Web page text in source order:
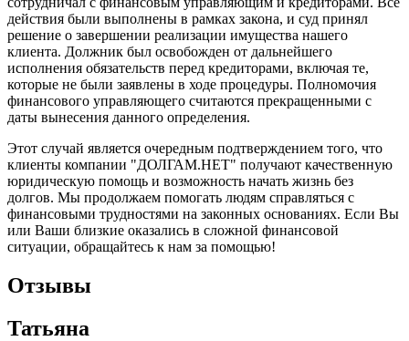
действия были выполнены в рамках закона, и суд принял
решение о завершении реализации имущества нашего
клиента. Должник был освобожден от дальнейшего
исполнения обязательств перед кредиторами, включая те,
которые не были заявлены в ходе процедуры. Полномочия
финансового управляющего считаются прекращенными с
даты вынесения данного определения.
Этот случай является очередным подтверждением того, что
клиенты компании "ДОЛГАМ.НЕТ" получают качественную
юридическую помощь и возможность начать жизнь без
долгов. Мы продолжаем помогать людям справляться с
финансовыми трудностями на законных основаниях. Если Вы
или Ваши близкие оказались в сложной финансовой
ситуации, обращайтесь к нам за помощью!
Отзывы
Татьяна